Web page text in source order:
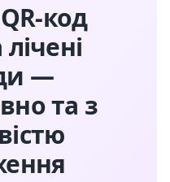
код
—
та з